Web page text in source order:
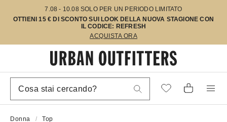
7.08 - 10.08 SOLO PER UN PERIODO LIMITATO
OTTIENI 15 € DI SCONTO SUI LOOK DELLA NUOVA STAGIONE CON
IL CODICE: REFRESH
ACQUISTA ORA
Donna Top